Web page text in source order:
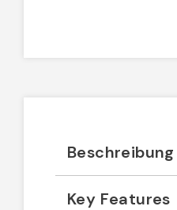
Beschreibung
Key Features